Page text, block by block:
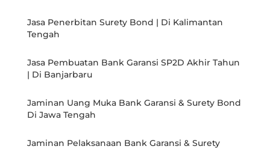
Jasa Penerbitan Surety Bond | Di Kalimantan
Tengah
Jasa Pembuatan Bank Garansi SP2D Akhir Tahun
| Di Banjarbaru
Jaminan Uang Muka Bank Garansi & Surety Bond
Di Jawa Tengah
Jaminan Pelaksanaan Bank Garansi & Surety